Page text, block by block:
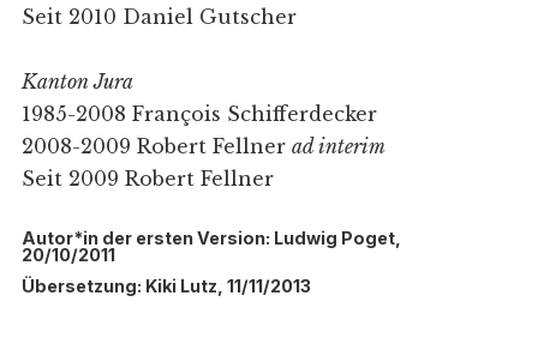
Seit 2010 Daniel Gutscher
Kanton Jura
1985-2008 François Schifferdecker
2008-2009 Robert Fellner ad interim
Seit 2009 Robert Fellner
Autor*in der ersten Version: Ludwig Poget,
20/10/2011
Übersetzung: Kiki Lutz, 11/11/2013